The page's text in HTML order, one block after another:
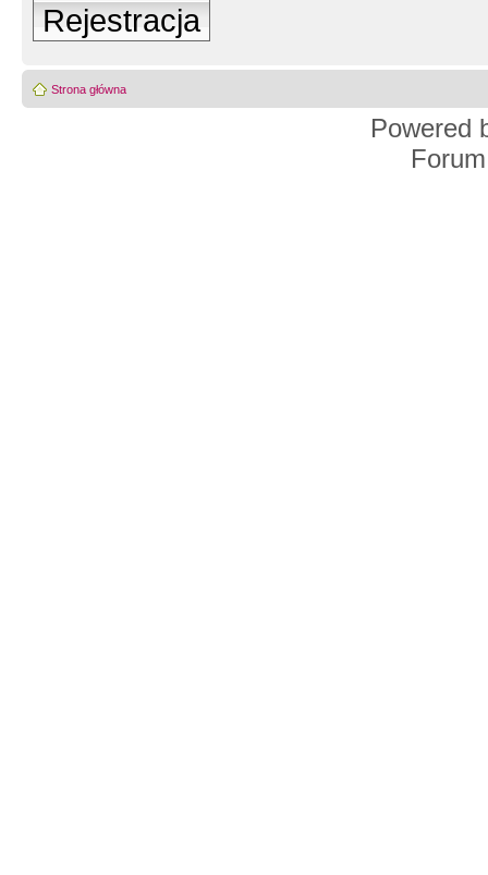
Rejestracja
Strona główna
Powered